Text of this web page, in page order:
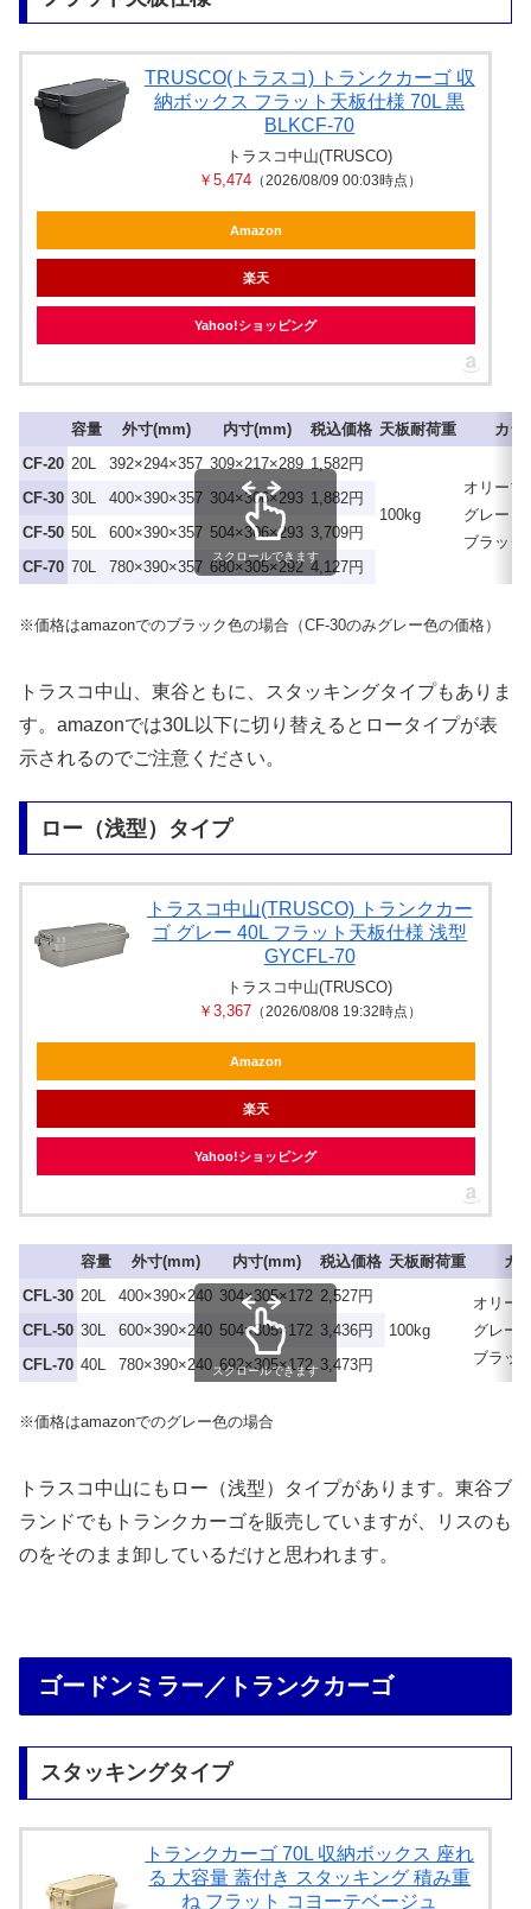
TRUSCO(トラスコ) トランクカーゴ 収
納ボックス フラット天板仕様 70L 黒
BLKCF-70
トラスコ中山(TRUSCO)
￥5,474（2026/08/09 00:03時点）
Amazon
楽天
Yahoo!ショッピング
容量 外寸(mm) 内寸(mm) 税込価格 天板耐荷重
カラ
CF-20 20L 392×294×357 309×217×289 1,582円
100kg
オリーブ
グレー
ブラック
CF-30 30L 400×390×357 304×306×293 1,882円
CF-50 50L 600×390×357 504×306×293 3,709円
CF-70 70L 780×390×357 680×305×292 4,127円
スクロールできます
※価格はamazonでのブラック色の場合（CF-30のみグレー色の価格）
トラスコ中山、東谷ともに、スタッキングタイプもありま
す。amazonでは30L以下に切り替えるとロータイプが表
示されるのでご注意ください。
ロー（浅型）タイプ
トラスコ中山(TRUSCO) トランクカー
ゴ グレー 40L フラット天板仕様 浅型
GYCFL-70
トラスコ中山(TRUSCO)
￥3,367（2026/08/08 19:32時点）
Amazon
楽天
Yahoo!ショッピング
容量 外寸(mm) 内寸(mm) 税込価格 天板耐荷重
カ
CFL-30 20L 400×390×240 304×305×172 2,527円
100kg
オリー
グレー
ブラッ
CFL-50 30L 600×390×240 504×305×172 3,436円
CFL-70 40L 780×390×240 692×305×172 3,473円
スクロールできます
※価格はamazonでのグレー色の場合
トラスコ中山にもロー（浅型）タイプがあります。東谷ブ
ランドでもトランクカーゴを販売していますが、リスのも
のをそのまま卸しているだけと思われます。
ゴードンミラー／トランクカーゴ
スタッキングタイプ
トランクカーゴ 70L 収納ボックス 座れ
る 大容量 蓋付き スタッキング 積み重
ね フラット コヨーテベージュ